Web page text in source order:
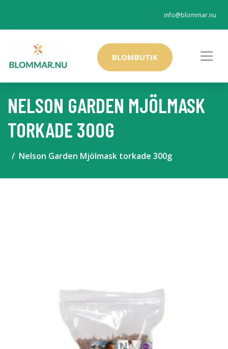
info@blommar.nu
BLOMBUTIK
NELSON GARDEN MJÖLMASK
TORKADE 300G
Nelson Garden Mjölmask torkade 300g